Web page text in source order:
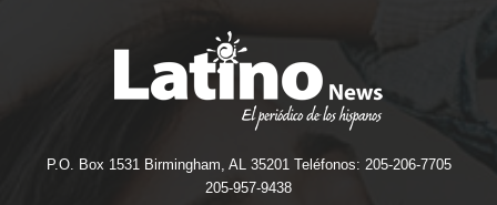
P.O. Box 1531 Birmingham, AL 35201 Teléfonos: 205-206-7705
205-957-9438